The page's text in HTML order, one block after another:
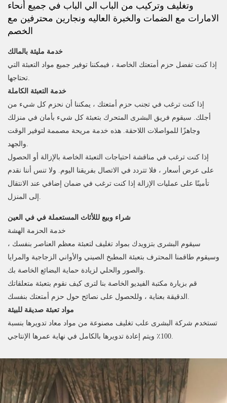
وتغليف وتركيب من الباب الي الباب في جميع أنحاء
الامارات مع الضمات والخبرة العاليه ونجارين محترفين مع
الخصم
خدمة مليئة بالمالك
إذا كنت تفضل حزم أمتعتك الخاصة ، فيمكننا توفير جميع مواد التعبئة التي
خدمة التعبئة الكاملة
إذا كنت ترغب في تجنب حزم أمتعتك ، يمكننا أن نحزم كل شيء من
أجلك. سيقوم فريق البشرى المتحرك بتعبئة كل شيء بأمان في منزلك
وجاهزًا للمواصلات اللاحقة. هذه خدمة مريحة مصممة لتوفير الوقت
إذا كنت ترغب في مناقشة احتياجات التعبئة الخاصة بالإزالة أو الحصول
على عرض أسعار ، فلا تتردد في الاتصال بفريقنا اليوم. ولا تنس أننا نقدم
تأمينًا على عمليات الإزالة إذا كنت ترغب في ضمان إضافي عند الانتقال
شراء وبيع لللأثاث المستعملة في في العين
خدمة الحزمة الهشة
سيقوم البشرى بتزويدك بمواد تغليف لتعبئة معظم العناصر بنفسك ،
وسيقوم طاقمنا المحترف بتعبئة المطبخ الصيني والأواني الزجاجية والمرايا
قم بزيارة مكتبة الفيديو الخاصة بنا لترى كيف نقوم بتعبئة متعلقاتك
مواد تعبئة صديقة للبيئة
تستخدم شركة البشرى علب تغليف مصنوعة من مواد معاد تدويرها بنسبة